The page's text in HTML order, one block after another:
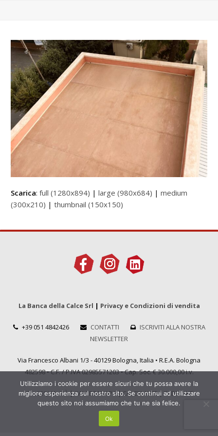
Scarica:full (1280x894) |large (980x684) |medium
(300x210) |thumbnail (150x150)
La Banca della Calce Srl | Privacy e Condizioni di vendita
+39 051 4842426 CONTATTI
ISCRIVITI ALLA NOSTRA
NEWSLETTER
Via Francesco Albani 1/3 - 40129 Bologna, Italia • R.E.A. Bologna
482598 • C.F. / P.IVA 02985571203 • Cap. Soc. € 30.000,00 i.v.
CALCEQUALITÀ|CALCECANAPA|CALCELATTE|TADELAKT
Utilizziamo i cookie per essere sicuri che tu possa avere la
migliore esperienza sul nostro sito. Se continui ad utilizzare
questo sito noi assumiamo che tu ne sia felice.
Ok